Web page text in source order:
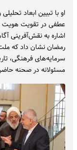
او با تبیین ابعاد
عطفی در تقویت هویت
اشاره به نقش‌آفرینی
رمضان نشان داد که ملت
سرمایه‌های فرهنگی،
مسئولانه در صحنه